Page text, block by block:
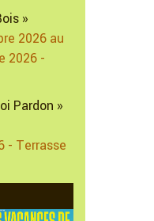
»
2026 au
2026 -
Pardon »
- Terrasse